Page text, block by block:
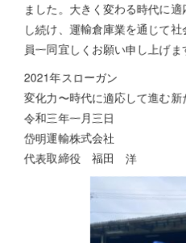
ました。大きく変わる時代に
し続け、運輸倉庫業を通じて
員一同宜しくお願い申し上げま
2021年スローガン
変化力〜時代に適応して進む新
令和三年一月三日
岱明運輸株式会社
代表取締役 福田 洋